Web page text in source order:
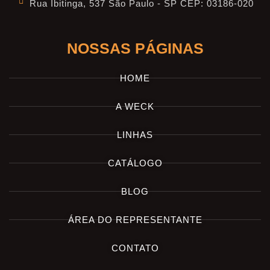
Rua Ibitinga, 537 São Paulo - SP CEP: 03186-020
NOSSAS PÁGINAS
HOME
A WECK
LINHAS
CATÁLOGO
BLOG
ÁREA DO REPRESENTANTE
CONTATO